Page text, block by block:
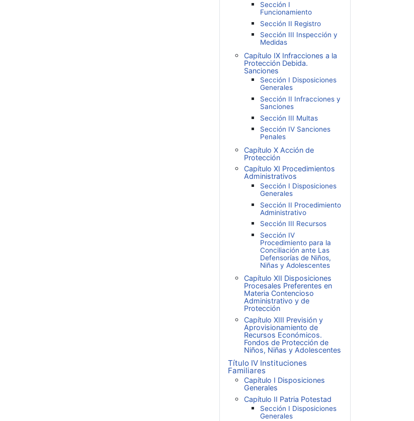
Sección I
Funcionamiento
Sección II Registro
Sección III Inspección y
Medidas
Capítulo IX Infracciones a la
Protección Debida.
Sanciones
Sección I Disposiciones
Generales
Sección II Infracciones y
Sanciones
Sección III Multas
Sección IV Sanciones
Penales
Capítulo X Acción de
Protección
Capítulo XI Procedimientos
Administrativos
Sección I Disposiciones
Generales
Sección II Procedimiento
Administrativo
Sección III Recursos
Sección IV
Procedimiento para la
Conciliación ante Las
Defensorías de Niños,
Niñas y Adolescentes
Capítulo XII Disposiciones
Procesales Preferentes en
Materia Contencioso
Administrativo y de
Protección
Capítulo XIII Previsión y
Aprovisionamiento de
Recursos Económicos.
Fondos de Protección de
Niños, Niñas y Adolescentes
Título IV Instituciones
Familiares
Capítulo I Disposiciones
Generales
Capítulo II Patria Potestad
Sección I Disposiciones
Generales